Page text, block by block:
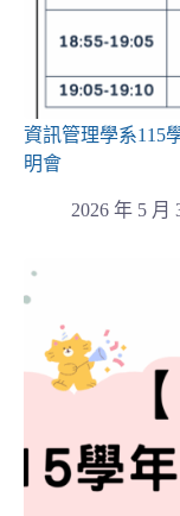
資訊管理學系115
明會
2026 年 5 月